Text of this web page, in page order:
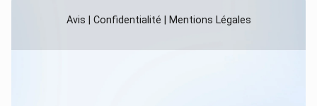
Avis Confidentialité Mentions Légales